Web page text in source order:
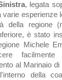
, legata
varie esperienze
della regione
è stato
Michele
al Marinaio
della